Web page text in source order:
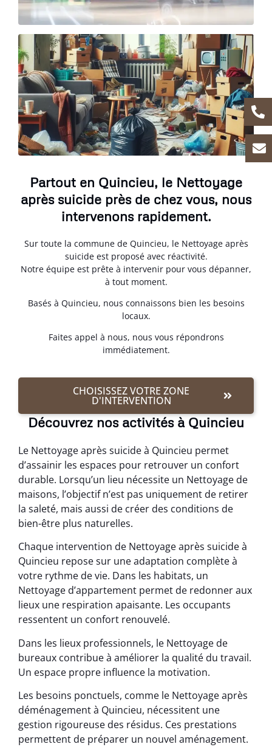
Partout en Quincieu, le Nettoyage
après suicide près de chez vous, nous
intervenons rapidement.
Sur toute la commune de Quincieu, le Nettoyage après
suicide est proposé avec réactivité.
Notre équipe est prête à intervenir pour vous dépanner,
à tout moment.
Basés à Quincieu, nous connaissons bien les besoins
locaux.
Faites appel à nous, nous vous répondrons
immédiatement.
CHOISISSEZ VOTRE ZONE
D'INTERVENTION
Découvrez nos activités à Quincieu
Le Nettoyage après suicide à Quincieu permet
d’assainir les espaces pour retrouver un confort
durable. Lorsqu’un lieu nécessite un Nettoyage de
maisons, l’objectif n’est pas uniquement de retirer
la saleté, mais aussi de créer des conditions de
bien-être plus naturelles.
Chaque intervention de Nettoyage après suicide à
Quincieu repose sur une adaptation complète à
votre rythme de vie. Dans les habitats, un
Nettoyage d’appartement permet de redonner aux
lieux une respiration apaisante. Les occupants
ressentent un confort renouvelé.
Dans les lieux professionnels, le Nettoyage de
bureaux contribue à améliorer la qualité du travail.
Un espace propre influence la motivation.
Les besoins ponctuels, comme le Nettoyage après
déménagement à Quincieu, nécessitent une
gestion rigoureuse des résidus. Ces prestations
permettent de préparer un nouvel aménagement.